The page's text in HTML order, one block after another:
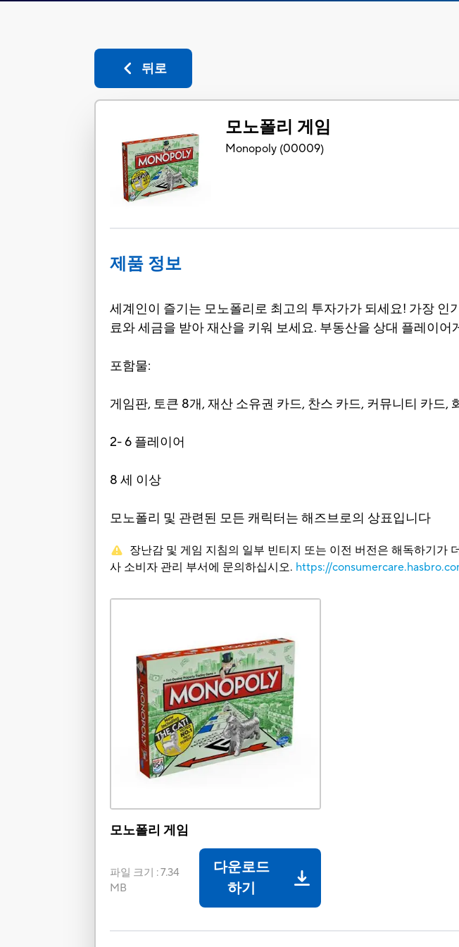
뒤로
모노폴리 게임
Monopoly (00009)
제품 정보
세계인이 즐기는 모노폴리로 최고의 투자가가 되세요! 가장
료와 세금을 받아 재산을 키워 보세요. 부동산을 상대 플레이
포함물:
게임판, 토큰 8개, 재산 소유권 카드, 찬스 카드, 커뮤니티 카드,
2- 6 플레이어
8 세 이상
모노폴리 및 관련된 모든 캐릭터는 해즈브로의 상표입니다
장난감 및 게임 지침의 일부 빈티지 또는 이전 버전은 해독하기가
사 소비자 관리 부서에 문의하십시오. https://
모노폴리 게임
파일 크기 :7.34
MB
다운로드
하기